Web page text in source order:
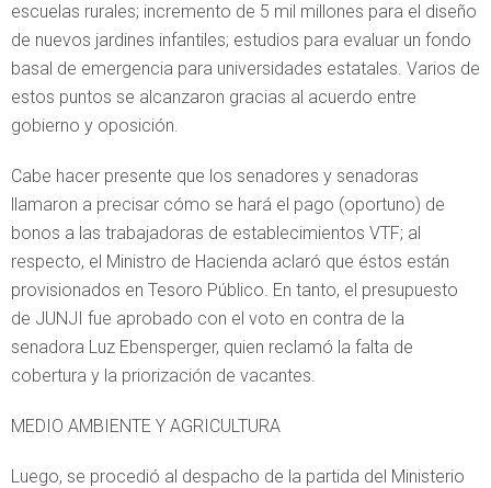
escuelas rurales; incremento de 5 mil millones para el diseño
de nuevos jardines infantiles; estudios para evaluar un fondo
basal de emergencia para universidades estatales. Varios de
estos puntos se alcanzaron gracias al acuerdo entre
gobierno y oposición.
Cabe hacer presente que los senadores y senadoras
llamaron a precisar cómo se hará el pago (oportuno) de
bonos a las trabajadoras de establecimientos VTF; al
respecto, el Ministro de Hacienda aclaró que éstos están
provisionados en Tesoro Público. En tanto, el presupuesto
de JUNJI fue aprobado con el voto en contra de la
senadora Luz Ebensperger, quien reclamó la falta de
cobertura y la priorización de vacantes.
MEDIO AMBIENTE Y AGRICULTURA
Luego, se procedió al despacho de la partida del Ministerio